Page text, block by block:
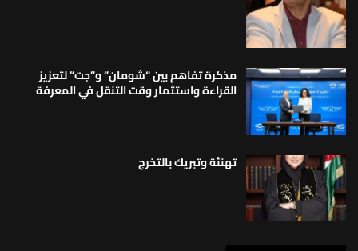
مذكرة تفاهم بين “شومان” و”جت” لتعزيز
القراءة واستثمار وقت التنقل في المعرفة
تهنئة وتبريك بالتخرج